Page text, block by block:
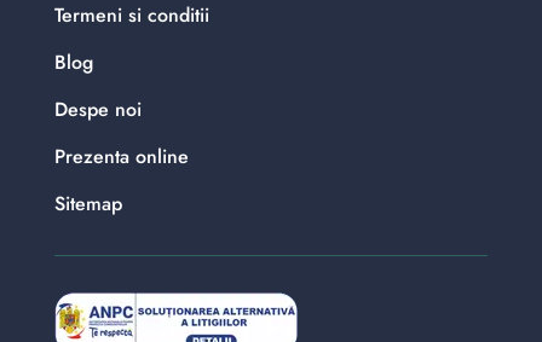
Termeni si conditii
Blog
Despe noi
Prezenta online
Sitemap